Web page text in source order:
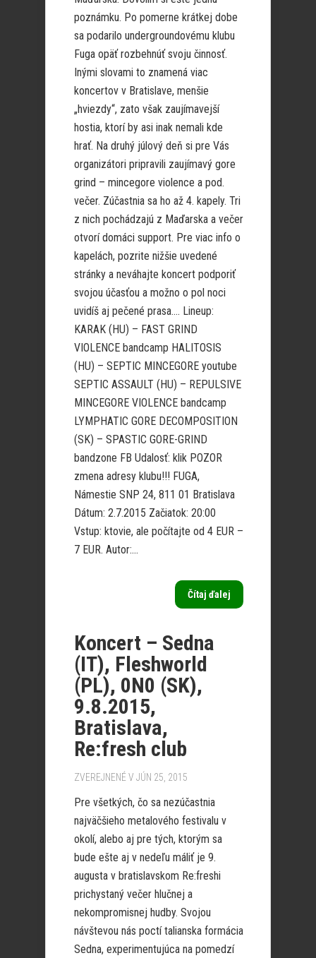
poznámku. Po pomerne krátkej dobe
sa podarilo undergroundovému klubu
Fuga opäť rozbehnúť svoju činnosť.
Inými slovami to znamená viac
koncertov v Bratislave, menšie
„hviezdy“, zato však zaujímavejší
hostia, ktorí by asi inak nemali kde
hrať. Na druhý júlový deň si pre Vás
organizátori pripravili zaujímavý gore
grind – mincegore violence a pod.
večer. Zúčastnia sa ho až 4. kapely. Tri
z nich pochádzajú z Maďarska a večer
otvorí domáci support. Pre viac info o
kapelách, pozrite nižšie uvedené
stránky a neváhajte koncert podporiť
svojou účasťou a možno o pol noci
uvidíš aj pečené prasa…. Lineup:
KARAK (HU) – FAST GRIND
VIOLENCE bandcamp HALITOSIS
(HU) – SEPTIC MINCEGORE youtube
SEPTIC ASSAULT (HU) – REPULSIVE
MINCEGORE VIOLENCE bandcamp
LYMPHATIC GORE DECOMPOSITION
(SK) – SPASTIC GORE-GRIND
bandzone FB Udalosť: klik POZOR
zmena adresy klubu!!! FUGA,
Námestie SNP 24, 811 01 Bratislava
Dátum: 2.7.2015 Začiatok: 20:00
Vstup: ktovie, ale počítajte od 4 EUR –
7 EUR. Autor:...
Čítaj ďalej
Koncert – Sedna
(IT), Fleshworld
(PL), 0N0 (SK),
9.8.2015,
Bratislava,
Re:fresh club
ZVEREJNENÉ V JÚN 25, 2015
Pre všetkých, čo sa nezúčastnia
najväčšieho metalového festivalu v
okolí, alebo aj pre tých, ktorým sa
bude ešte aj v nedeľu máliť je 9.
augusta v bratislavskom Re:freshi
prichystaný večer hlučnej a
nekompromisnej hudby. Svojou
návštevou nás poctí talianska formácia
Sedna, experimentujúca na pomedzí